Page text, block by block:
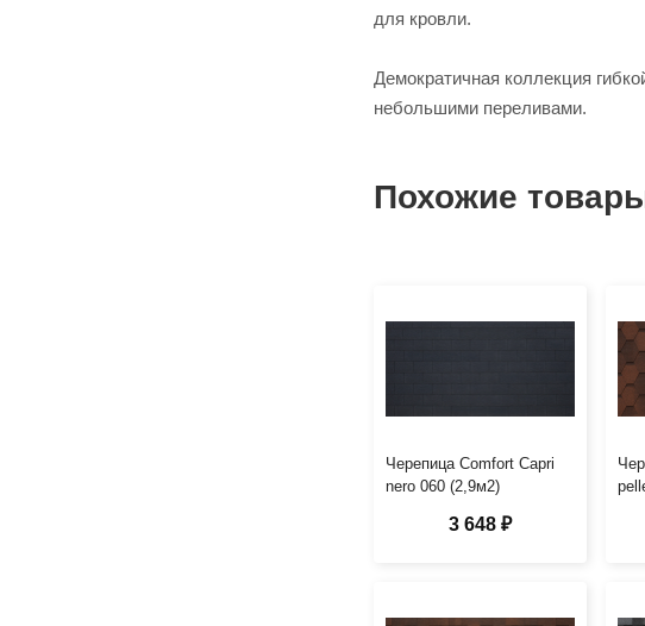
для кровли.
Демократичная коллекция
небольшими переливами.
Похожие
Черепица Comfort Capri
nero 060 (2,9м2)
3 648 ₽